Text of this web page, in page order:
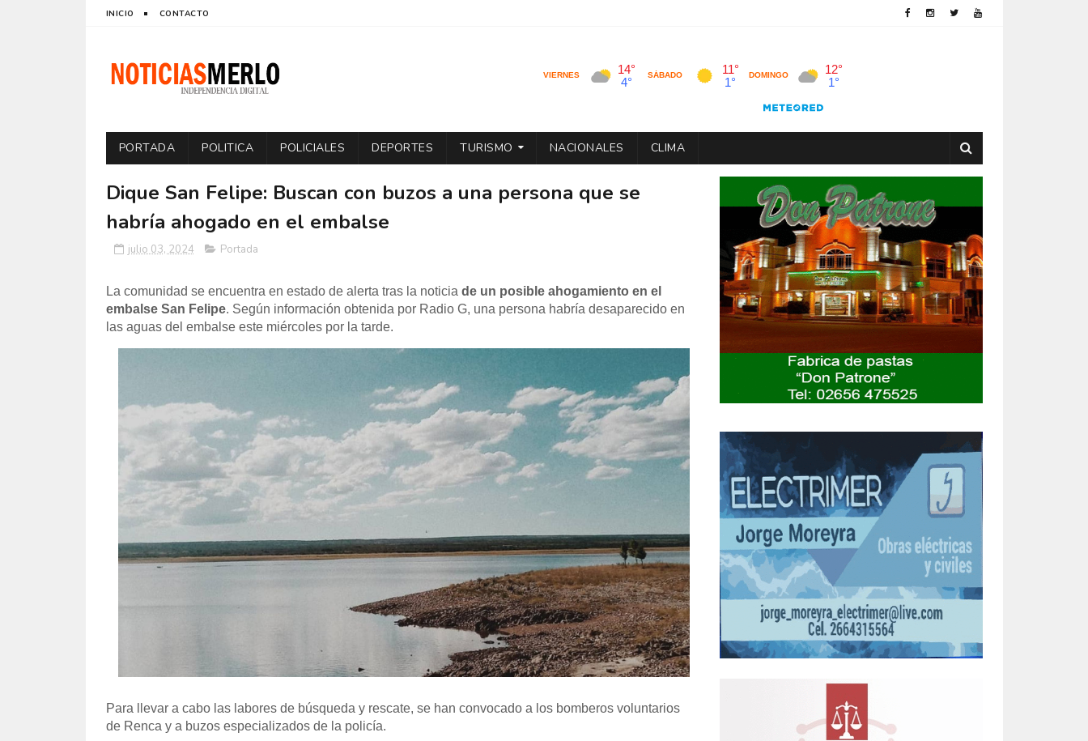
INICIO CONTACTO
PORTADA POLITICA POLICIALES DEPORTES TURISMO NACIONALES CLIMA
Dique San Felipe: Buscan con buzos a una persona que se
habría ahogado en el embalse
julio 03, 2024 Portada
La comunidad se encuentra en estado de alerta tras la noticia de un posible ahogamiento en el
embalse San Felipe. Según información obtenida por Radio G, una persona habría desaparecido en
las aguas del embalse este miércoles por la tarde.
Para llevar a cabo las labores de búsqueda y rescate, se han convocado a los bomberos voluntarios
de Renca y a buzos especializados de la policía.